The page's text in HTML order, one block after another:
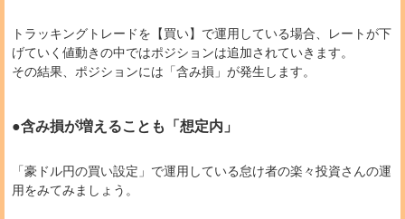
トラッキングトレードを【買い】で運用している場合、レートが下
げていく値動きの中ではポジションは追加されていきます。
その結果、ポジションには「含み損」が発生します。
●含み損が増えることも「想定内」
「豪ドル円の買い設定」で運用している怠け者の楽々投資さんの運
用をみてみましょう。